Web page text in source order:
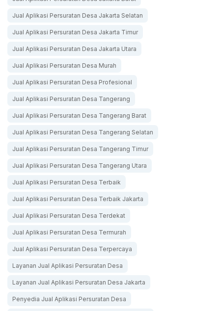
Jual Aplikasi Persuratan Desa Jakarta Selatan
Jual Aplikasi Persuratan Desa Jakarta Timur
Jual Aplikasi Persuratan Desa Jakarta Utara
Jual Aplikasi Persuratan Desa Murah
Jual Aplikasi Persuratan Desa Profesional
Jual Aplikasi Persuratan Desa Tangerang
Jual Aplikasi Persuratan Desa Tangerang Barat
Jual Aplikasi Persuratan Desa Tangerang Selatan
Jual Aplikasi Persuratan Desa Tangerang Timur
Jual Aplikasi Persuratan Desa Tangerang Utara
Jual Aplikasi Persuratan Desa Terbaik
Jual Aplikasi Persuratan Desa Terbaik Jakarta
Jual Aplikasi Persuratan Desa Terdekat
Jual Aplikasi Persuratan Desa Termurah
Jual Aplikasi Persuratan Desa Terpercaya
Layanan Jual Aplikasi Persuratan Desa
Layanan Jual Aplikasi Persuratan Desa Jakarta
Penyedia Jual Aplikasi Persuratan Desa